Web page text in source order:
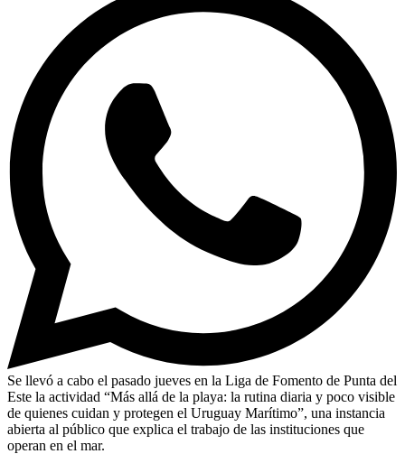
Se llevó a cabo el pasado jueves en la Liga de Fomento de Punta del
Este la actividad “Más allá de la playa: la rutina diaria y poco visible
de quienes cuidan y protegen el Uruguay Marítimo”, una instancia
abierta al público que explica el trabajo de las instituciones que
operan en el mar.